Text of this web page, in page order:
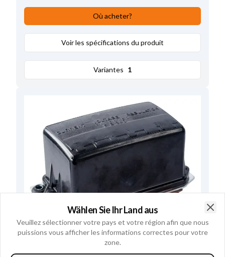
Où acheter?
Voir les spécifications du produit
Variantes 1
Wählen Sie Ihr Land aus
Veuillez sélectionner votre pays et votre région afin que nous
puissions vous afficher les informations correctes pour votre
zone.